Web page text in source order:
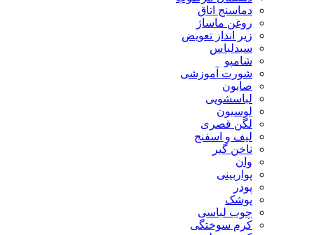
دماسنج اتاق
روغن ماساژ
زیر انداز تعویض
سبدلباس
شامپو
شورت آموزشی
صابون
لباسشویی
لوسیون
لگن قصری
لیف و اسفنج
ناخن گیر
وان
پواربینی
پودر
پوشک
چوب لباسی
کرم سوختگی